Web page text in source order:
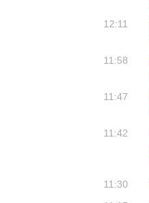
12:11
11:58
11:47
11:42
11:30